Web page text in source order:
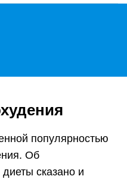
популярностью
Об
сказано и